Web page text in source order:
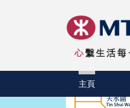
主頁